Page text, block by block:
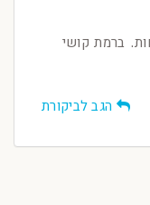
ברמת קושי
הגב לביקורת